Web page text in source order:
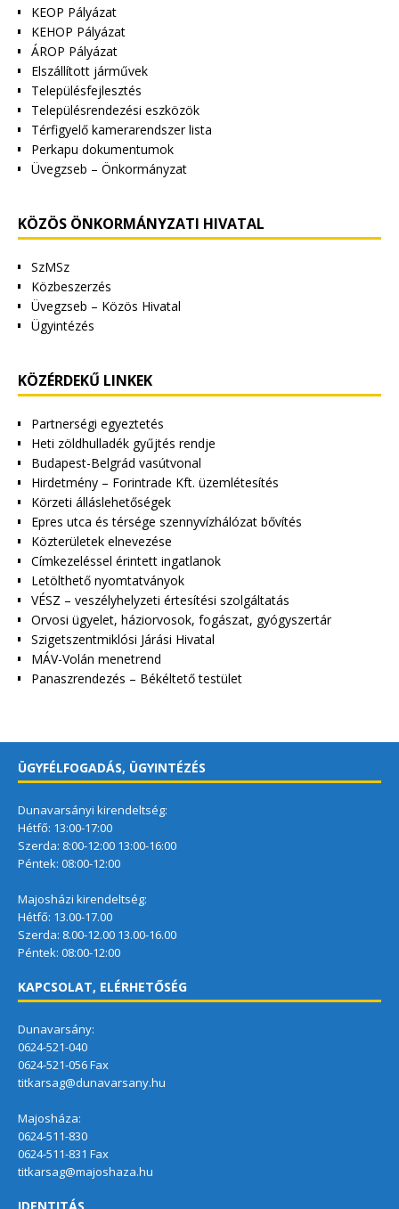
KEOP Pályázat
KEHOP Pályázat
ÁROP Pályázat
Elszállított járművek
Településfejlesztés
Településrendezési eszközök
Térfigyelő kamerarendszer lista
Perkapu dokumentumok
Üvegzseb – Önkormányzat
KÖZÖS ÖNKORMÁNYZATI HIVATAL
SzMSz
Közbeszerzés
Üvegzseb – Közös Hivatal
Ügyintézés
KÖZÉRDEKŰ LINKEK
Partnerségi egyeztetés
Heti zöldhulladék gyűjtés rendje
Budapest-Belgrád vasútvonal
Hirdetmény – Forintrade Kft. üzemlétesítés
Körzeti álláslehetőségek
Epres utca és térsége szennyvízhálózat bővítés
Közterületek elnevezése
Címkezeléssel érintett ingatlanok
Letölthető nyomtatványok
VÉSZ – veszélyhelyzeti értesítési szolgáltatás
Orvosi ügyelet, háziorvosok, fogászat, gyógyszertár
Szigetszentmiklósi Járási Hivatal
MÁV-Volán menetrend
Panaszrendezés – Békéltető testület
ÜGYFÉLFOGADÁS, ÜGYINTÉZÉS
Dunavarsányi kirendeltség:
Hétfő: 13:00-17:00
Szerda: 8:00-12:00 13:00-16:00
Péntek: 08:00-12:00
Majosházi kirendeltség:
Hétfő: 13.00-17.00
Szerda: 8.00-12.00 13.00-16.00
Péntek: 08:00-12:00
KAPCSOLAT, ELÉRHETŐSÉG
Dunavarsány:
0624-521-040
0624-521-056 Fax
titkarsag@dunavarsany.hu
Majosháza:
0624-511-830
0624-511-831 Fax
titkarsag@majoshaza.hu
IDENTITÁS